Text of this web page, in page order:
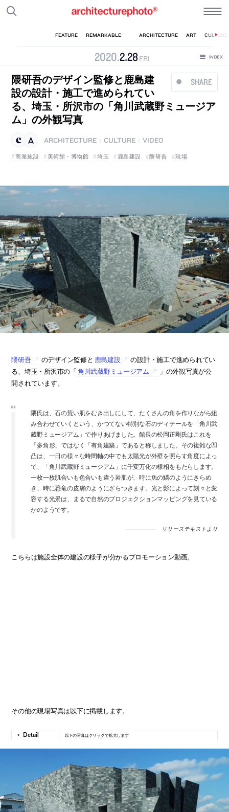
2020.2.28 FRI
SHARE
隈研吾のデザイン監修と鹿島建
設の設計・施工で進められてい
る、埼玉・所沢市の「角川武蔵野ミュージア
ム」の外観写真
ARCHITECTURE CULTURE
VIDEO
商業施設
美術館・博物館 埼玉 鹿島建設 隈研吾 現場
隈研吾 のデザイン監修と 鹿島建設
の設計・施工で進められてい
る、埼玉・所沢市の「角川武蔵野ミュージアム
」の外観写真が公
開されています。
隈氏は、石の荒い肌をむき出しにして、たくさんの角を作りながら組
み合わせていくという、かつてない特別な石のディテールを「角川武
蔵野ミュージアム」で作りあげました。館長の松岡正剛氏はこれを
「多角形」ではなく「有角建築」であると称しました。その複雑な凹
凸は、一日の様々な時間軸の中でも太陽光が外壁を照らす角度によっ
て、「角川武蔵野ミュージアム」に千変万化の様相をもたらします。
一枚一枚肌合いも色合いも違う岩肌が、時に魚の鱗のようにきらめ
き、時に恐竜の皮膚のようにざらつきます。光と影によって刻々と変
容する光景は、まるで自然のプロジェクションマッピングを見ている
かのようです。
リリーステキストより
こちらは施設全体の建設の様子が分かるプロモーション動画。
その他の現場写真は以下に掲載します。
以下の写真はクリックで拡大します